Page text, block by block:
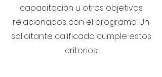
capacitación u otros objetivos
relacionados con el programa. Un
solicitante calificado cumple estos
criterios: